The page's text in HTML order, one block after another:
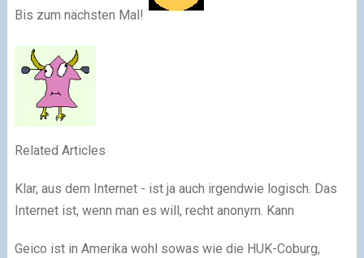
Bis zum nächsten Mal!
Related Articles
Klar, aus dem Internet - ist ja auch irgendwie logisch. Das
Internet ist, wenn man es will, recht anonym. Kann
Geico ist in Amerika wohl sowas wie die HUK-Coburg,